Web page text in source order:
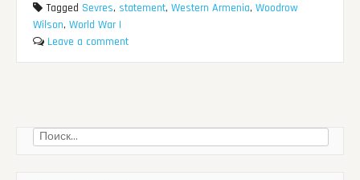
Tagged Sevres, statement,Western Armenia,Woodrow
Wilson,World War I
Leave a comment
Найти: